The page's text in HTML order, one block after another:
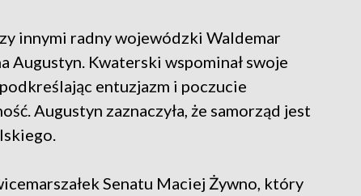
innymi radny wojewódzki Waldemar
Augustyn. Kwaterski wspominał swoje
entuzjazm i poczucie
Augustyn zaznaczyła, że samorząd jest
Senatu Maciej Żywno, który